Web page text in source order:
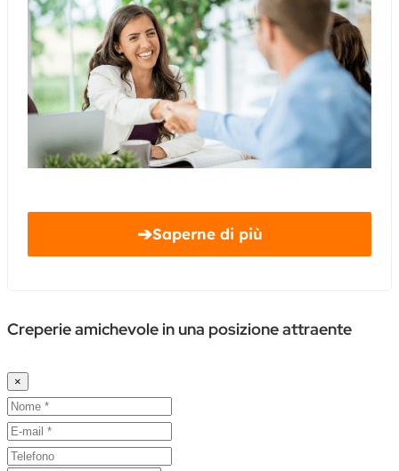
➔Saperne di più
Creperie amichevole in una posizione attraente
×